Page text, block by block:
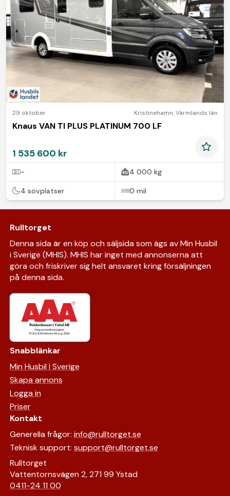
29 oktober Kristinehamn,Värmlands län
Knaus VAN TI PLUS PLATINUM 700 LF
1 535 600 kr
- 4 000 kg
4 sovplatser 0 mil
Rulltorget
Denna sida är en köp och säljsida som ägs av Min Husbil
i Sverige (MHIS). MHIS har inget med annonserna att
göra och friskriver sig helt ansvaret kring försäljningen
på denna sida.
Snabblänkar
Min Husbil i Sverige
Skapa annons
Logga in
Priser
Kontakt
Generella frågor: info@rulltorget.se
Teknisk support: support@rulltorget.se
Rulltorget
Vattentornsvägen 2, 271 99 Ystad
0411-24 11 00